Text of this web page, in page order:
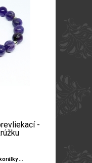
-
...